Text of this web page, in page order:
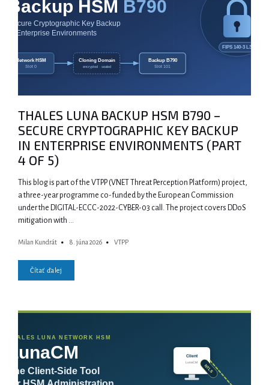
THALES LUNA BACKUP HSM B790 –
SECURE CRYPTOGRAPHIC KEY BACKUP
IN ENTERPRISE ENVIRONMENTS (PART
4 OF 5)
This blog is part of the VTPP (VNET Threat Perception Platform) project,
a three-year programme co-funded by the European Commission
under the DIGITAL-ECCC-2022-CYBER-03 call. The project covers DDoS
mitigation with …
Milan Kundrát 8. júna 2026 VTPP
Čítať ďalej